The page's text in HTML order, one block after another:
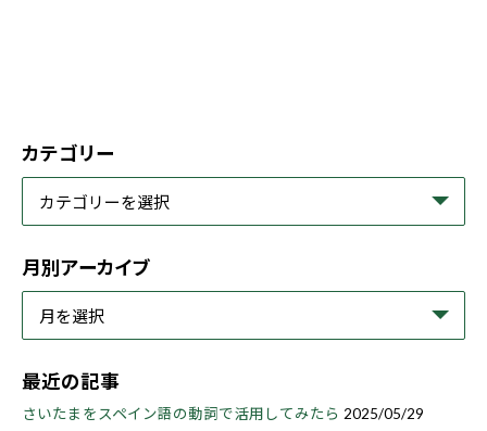
カテゴリー
月別アーカイブ
最近の記事
さいたまをスペイン語の動詞で活用してみたら 2025/05/29